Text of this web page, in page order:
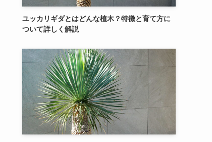
ユッカリギダとはどんな植木？特徴と育て方に
ついて詳しく解説